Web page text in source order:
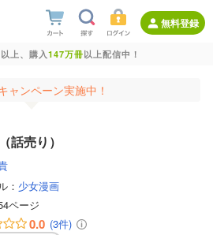
無料登録
以上、購入147万冊以上配信中！
ャンペーン実施中！
話売り）
： 少女漫画
ページ
0.0 (3件)